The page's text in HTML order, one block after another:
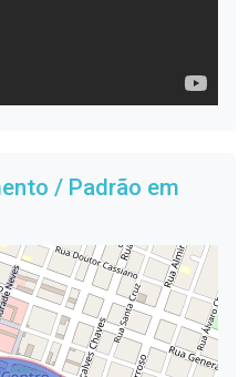
/ Padrão em